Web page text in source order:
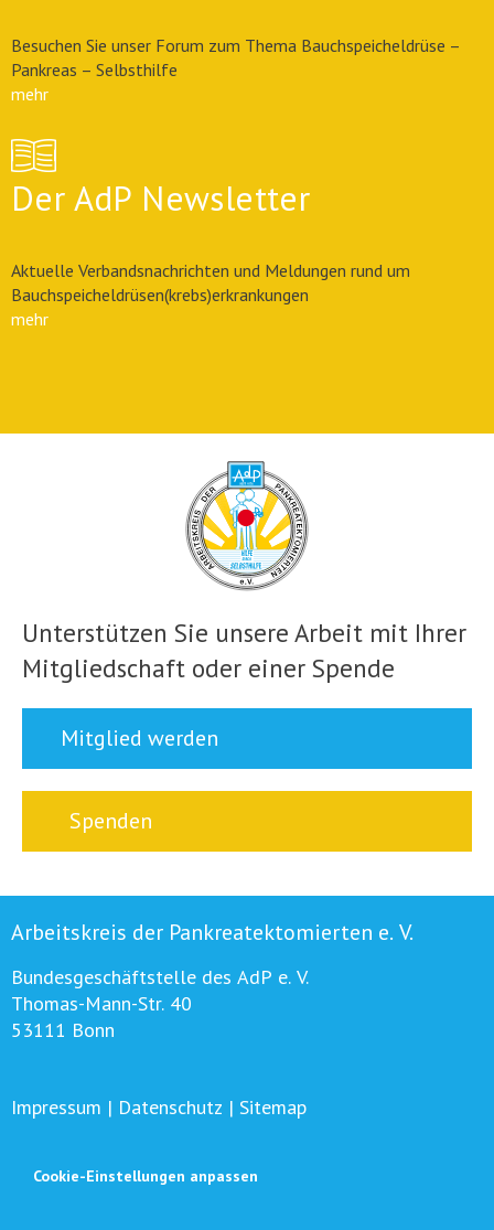
Besuchen Sie unser Forum zum Thema Bauchspeicheldrüse –
Pankreas – Selbsthilfe
mehr
Der AdP Newsletter
Aktuelle Verbandsnachrichten und Meldungen rund um
Bauchspeicheldrüsen(krebs)erkrankungen
mehr
Unterstützen Sie unsere Arbeit mit Ihrer
Mitgliedschaft oder einer Spende
Mitglied werden
Spenden
Arbeitskreis der Pankreatektomierten e. V.
Bundesgeschäftstelle des AdP e. V.
Thomas-Mann-Str. 40
53111 Bonn
Impressum | Datenschutz | Sitemap
Cookie-Einstellungen anpassen